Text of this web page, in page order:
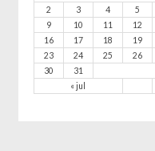
« jul
2
3 4 5
9
10 11 12
16
17 18 19
23
24 25 26
30
31